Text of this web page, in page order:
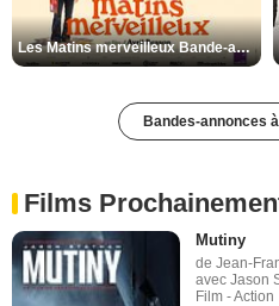
Les Matins merveilleux Bande-annonce VF
Bandes-annonces
Films
Mutiny
de Jean-
avec Jason
Film - Action